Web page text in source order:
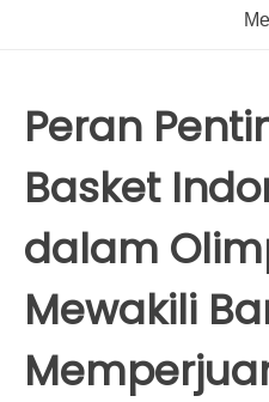
Peran
Basket
dalam
Mewakili